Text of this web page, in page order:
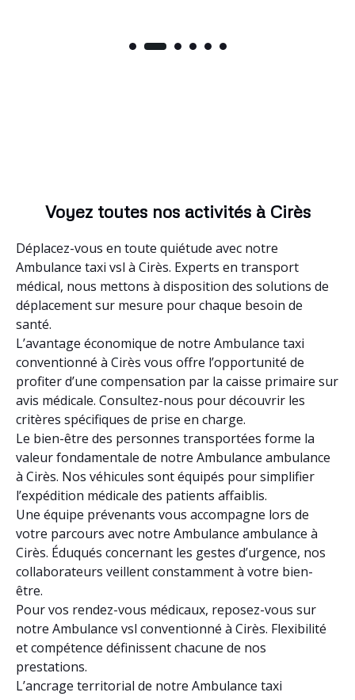
Voyez toutes nos activités à Cirès
Déplacez-vous en toute quiétude avec notre
Ambulance taxi vsl à Cirès. Experts en transport
médical, nous mettons à disposition des solutions de
déplacement sur mesure pour chaque besoin de
santé.
L’avantage économique de notre Ambulance taxi
conventionné à Cirès vous offre l’opportunité de
profiter d’une compensation par la caisse primaire sur
avis médicale. Consultez-nous pour découvrir les
critères spécifiques de prise en charge.
Le bien-être des personnes transportées forme la
valeur fondamentale de notre Ambulance ambulance
à Cirès. Nos véhicules sont équipés pour simplifier
l’expédition médicale des patients affaiblis.
Une équipe prévenants vous accompagne lors de
votre parcours avec notre Ambulance ambulance à
Cirès. Éduqués concernant les gestes d’urgence, nos
collaborateurs veillent constamment à votre bien-
être.
Pour vos rendez-vous médicaux, reposez-vous sur
notre Ambulance vsl conventionné à Cirès. Flexibilité
et compétence définissent chacune de nos
prestations.
L’ancrage territorial de notre Ambulance taxi